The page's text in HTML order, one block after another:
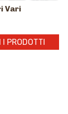
Vari
I PRODOTTI